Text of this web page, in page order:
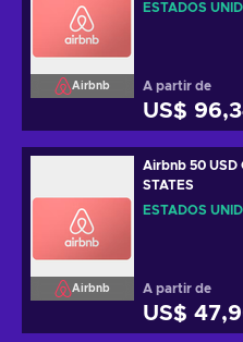
Airbnb
ESTADOS
A partir de
US$
Airbnb
Airbnb 50 USD
STATES
ESTADOS
A partir de
US$